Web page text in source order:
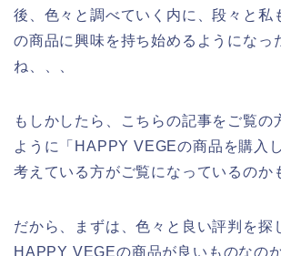
後、色々と調べていく内に、段々と私
の商品に興味を持ち始めるようになっ
ね、、、
もしかしたら、こちらの記事をご覧の
ように「HAPPY VEGEの商品を購入
考えている方がご覧になっているのか
だから、まずは、色々と良い評判を探
HAPPY VEGEの商品が良いものなの